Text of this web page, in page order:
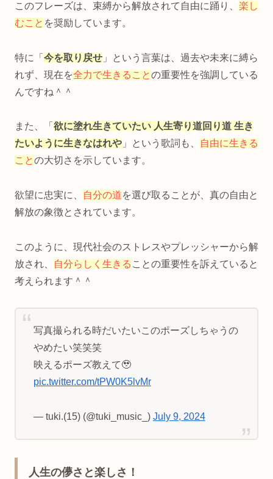
このフレーズは、束縛から解放されて自由に踊り、 楽し
むこと を奨励しています。
特に「 今を取り戻せ 」という言葉は、過去や未来に縛ら
れず、現在を全力で生きることの重要性を強調している
んですね＾＾
また、「 欲に塗れ生きていたい 人生寄り道回り道 生き
たいように生きなはれや 」という歌詞も、
自由に生きる
ことの大切さを示しています。
欲望に忠実に、 自分の道を選び取ることが、真の自由と
解放の象徴とされています。
このように、現代社会のストレスやプレッシャーから解
放され、
自分らしく生きる ことの重要性を訴えていると
考えられます＾＾
写真撮られる時だいたいこのポーズしちゃうの
やめたい笑笑笑
映えるポーズ教えて🥹
pic.twitter.com/tPW0K5lvMr
— tuki.(15) (@tuki_music_) July 9, 2024
人生の儚さと楽しさ！